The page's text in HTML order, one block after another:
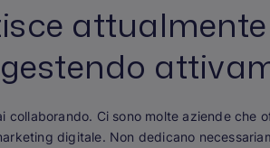
collaborando. Ci sono molte aziende che
digitale. Non dedicano